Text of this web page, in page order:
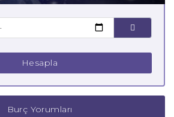
Hesapla
Burç Yorumları